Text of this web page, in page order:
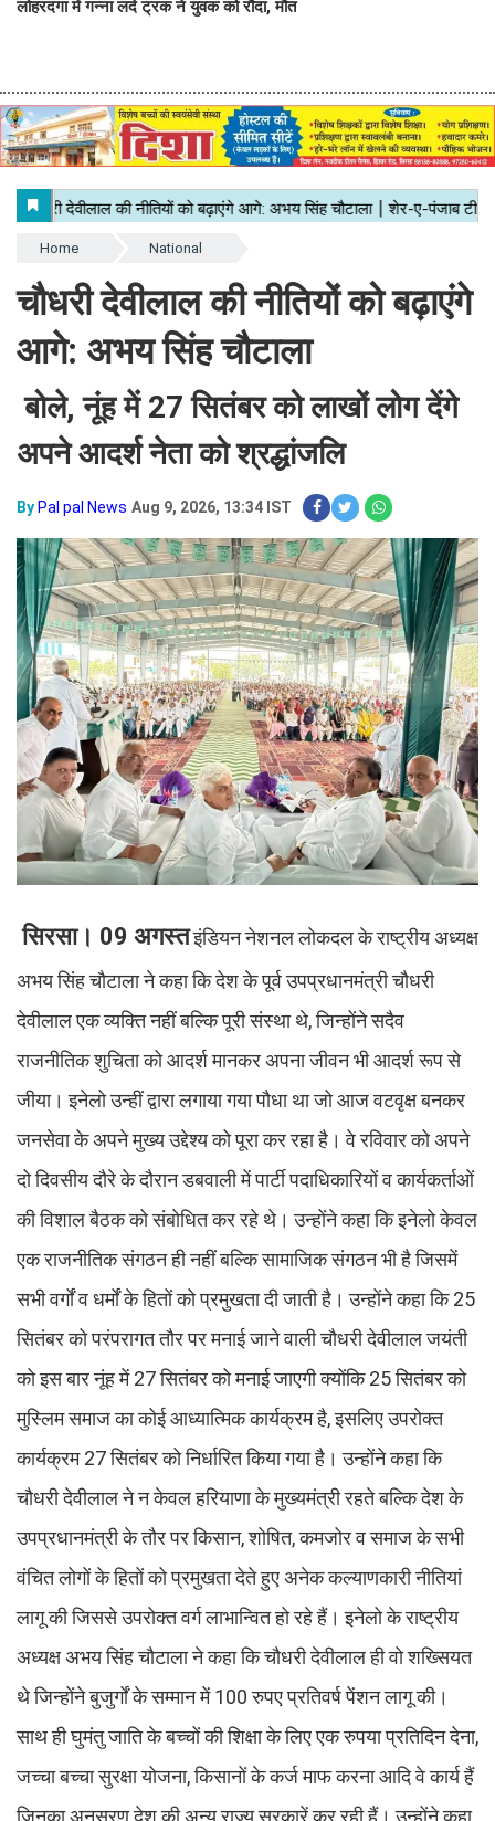
लोहरदगा में गन्ना लदे ट्रक ने युवक को रौंदा, मौत
Home National
चौधरी देवीलाल की नीतियों को बढ़ाएंगे
आगे: अभय सिंह चौटाला
बोले, नूंह में 27 सितंबर को लाखों लोग देंगे
अपने आदर्श नेता को श्रद्धांजलि
By Pal pal News Aug 9, 2026, 13:34 IST
सिरसा। 09 अगस्तइंडियन नेशनल लोकदल के राष्ट्रीय अध्यक्ष
अभय सिंह चौटाला ने कहा कि देश के पूर्व उपप्रधानमंत्री चौधरी
देवीलाल एक व्यक्ति नहीं बल्कि पूरी संस्था थे, जिन्होंने सदैव
राजनीतिक शुचिता को आदर्श मानकर अपना जीवन भी आदर्श रूप से
जीया। इनेलो उन्हीं द्वारा लगाया गया पौधा था जो आज वटवृक्ष बनकर
जनसेवा के अपने मुख्य उद्देश्य को पूरा कर रहा है। वे रविवार को अपने
दो दिवसीय दौरे के दौरान डबवाली में पार्टी पदाधिकारियों व कार्यकर्ताओं
की विशाल बैठक को संबोधित कर रहे थे। उन्होंने कहा कि इनेलो केवल
एक राजनीतिक संगठन ही नहीं बल्कि सामाजिक संगठन भी है जिसमें
सभी वर्गों व धर्मों के हितों को प्रमुखता दी जाती है। उन्होंने कहा कि 25
सितंबर को परंपरागत तौर पर मनाई जाने वाली चौधरी देवीलाल जयंती
को इस बार नूंह में 27 सितंबर को मनाई जाएगी क्योंकि 25 सितंबर को
मुस्लिम समाज का कोई आध्यात्मिक कार्यक्रम है, इसलिए उपरोक्त
कार्यक्रम 27 सितंबर को निर्धारित किया गया है। उन्होंने कहा कि
चौधरी देवीलाल ने न केवल हरियाणा के मुख्यमंत्री रहते बल्कि देश के
उपप्रधानमंत्री के तौर पर किसान, शोषित, कमजोर व समाज के सभी
वंचित लोगों के हितों को प्रमुखता देते हुए अनेक कल्याणकारी नीतियां
लागू की जिससे उपरोक्त वर्ग लाभान्वित हो रहे हैं। इनेलो के राष्ट्रीय
अध्यक्ष अभय सिंह चौटाला ने कहा कि चौधरी देवीलाल ही वो शख्सियत
थे जिन्होंने बुजुर्गों के सम्मान में 100 रुपए प्रतिवर्ष पेंशन लागू की।
साथ ही घुमंतु जाति के बच्चों की शिक्षा के लिए एक रुपया प्रतिदिन देना,
जच्चा बच्चा सुरक्षा योजना, किसानों के कर्ज माफ करना आदि वे कार्य हैं
जिनका अनुसरण देश की अन्य राज्य सरकारें कर रही हैं। उन्होंने कहा